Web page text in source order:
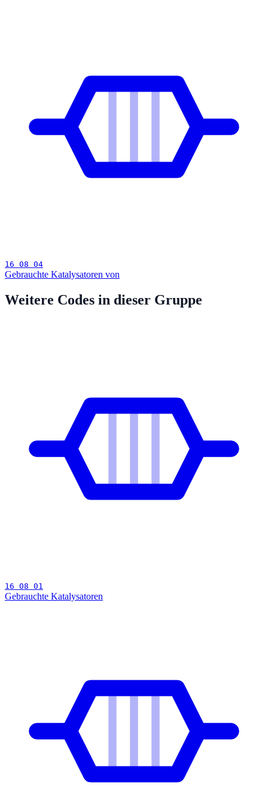
16 08 04
Gebrauchte Katalysatoren von
Weitere Codes in dieser Gruppe
16 08 01
Gebrauchte Katalysatoren